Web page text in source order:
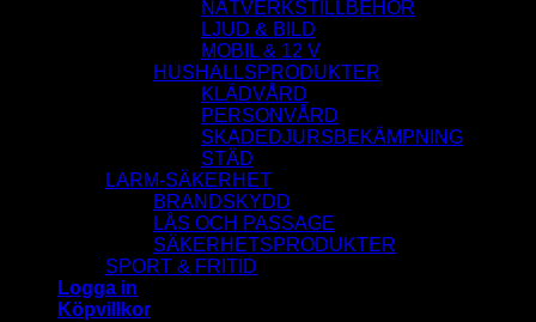
NÄTVERKSTILLBEHÖR
LJUD & BILD
MOBIL & 12 V
HUSHALLSPRODUKTER
KLÄDVÅRD
PERSONVÅRD
SKADEDJURSBEKÄMPNING
STÄD
LARM-SÄKERHET
BRANDSKYDD
LÅS OCH PASSAGE
SÄKERHETSPRODUKTER
SPORT & FRITID
Logga in
Köpvillkor